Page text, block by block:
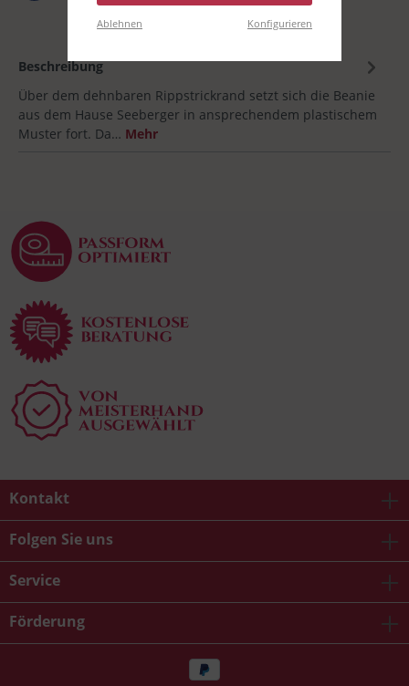
Beschreibung
Über dem dehnbaren Rippstrickrand setzt sich die Beanie
aus dem Hause Seeberger in ansprechendem plastischem
Muster fort. Da… Mehr
Kontakt
Folgen Sie uns
Service
Förderung
Ablehnen Konfigurieren